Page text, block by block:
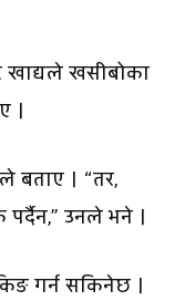
खसीबोका
।
। “तर,
उनले भने ।
गर्न सकिनेछ ।